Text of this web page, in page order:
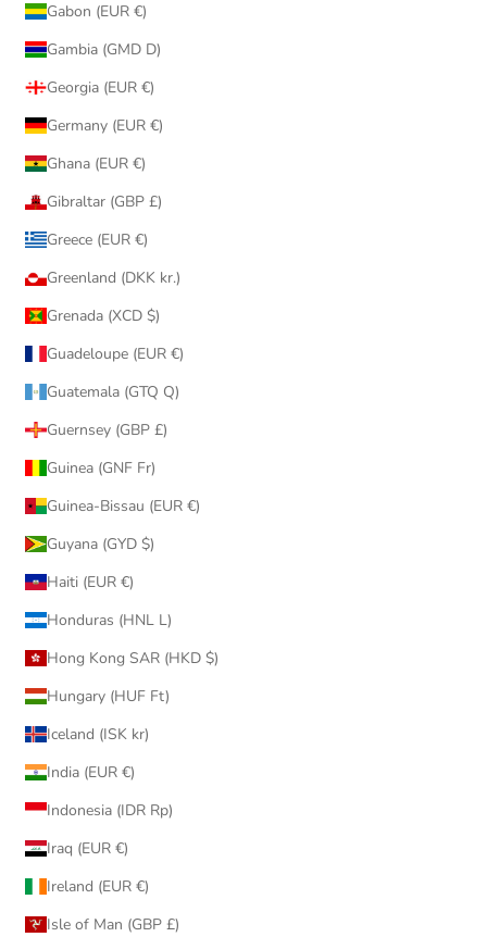
Gabon (EUR €)
Gambia (GMD D)
Georgia (EUR €)
Germany (EUR €)
Ghana (EUR €)
Gibraltar (GBP £)
Greece (EUR €)
Greenland (DKK kr.)
Grenada (XCD $)
Guadeloupe (EUR €)
Guatemala (GTQ Q)
Guernsey (GBP £)
Guinea (GNF Fr)
Guinea-Bissau (EUR €)
Guyana (GYD $)
Haiti (EUR €)
Honduras (HNL L)
Hong Kong SAR (HKD $)
Hungary (HUF Ft)
Iceland (ISK kr)
India (EUR €)
Indonesia (IDR Rp)
Iraq (EUR €)
Ireland (EUR €)
Isle of Man (GBP £)